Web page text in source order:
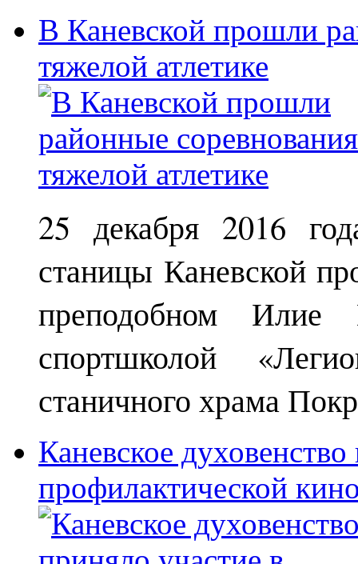
В Каневской прошли
тяжелой атлетике
25 декабря 2016
станицы Каневской
преподобном Илие
спортшколой
станичного храма
Каневское
профилактической